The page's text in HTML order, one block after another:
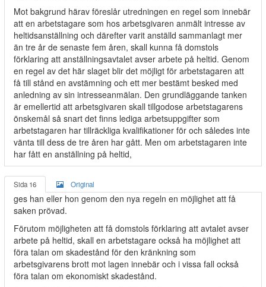
Mot bakgrund härav föreslår utredningen en regel som innebär
att en arbetstagare som hos arbetsgivaren anmält intresse av
heltidsanställning och därefter varit anställd sammanlagt mer
än tre år de senaste fem åren, skall kunna få domstols
förklaring att anställningsavtalet avser arbete på heltid. Genom
en regel av det här slaget blir det möjligt för arbetstagaren att
få till stånd en avstämning och ett mer bestämt besked med
anledning av sin intresseanmälan. Den grundläggande tanken
är emellertid att arbetsgivaren skall tillgodose arbetstagarens
önskemål så snart det finns lediga arbetsuppgifter som
arbetstagaren har tillräckliga kvalifikationer för och således inte
vänta till dess de tre åren har gått. Men om arbetstagaren inte
har fått en anställning på heltid,
Sida 16 Original
ges han eller hon genom den nya regeln en möjlighet att få
saken prövad.
Förutom möjligheten att få domstols förklaring att avtalet avser
arbete på heltid, skall en arbetstagare också ha möjlighet att
föra talan om skadestånd för den kränkning som
arbetsgivarens brott mot lagen innebär och i vissa fall också
föra talan om ekonomiskt skadestånd.